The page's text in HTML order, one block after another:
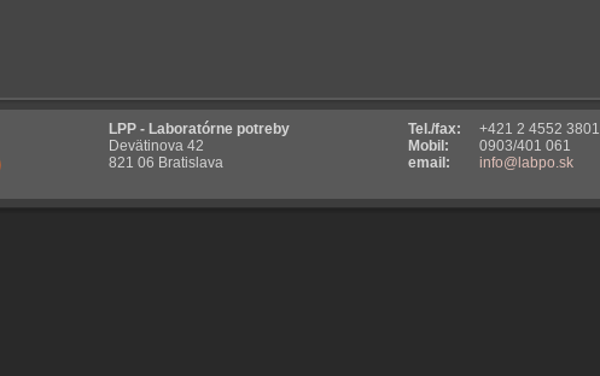
LPP - Laboratórne potreby
Devätinova 42
821 06 Bratislava
Tel./fax:
Mobil:
email:
+421 2 4552 3801
0903/401 061
info@labpo.sk